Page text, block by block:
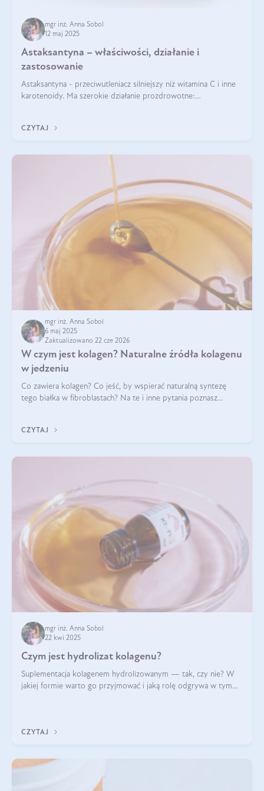
mgr inż. Anna Sobol
12 maj 2025
Astaksantyna – właściwości, działanie i
zastosowanie
Astaksantyna - przeciwutleniacz silniejszy niż witamina C i inne
karotenoidy. Ma szerokie działanie prozdrowotne:
CZYTAJ
mgr inż. Anna Sobol
6 maj 2025
Zaktualizowano 22 cze 2026
W czym jest kolagen? Naturalne źródła kolagenu
w jedzeniu
Co zawiera kolagen? Co jeść, by wspierać naturalną syntezę
tego białka w fibroblastach? Na te i inne pytania poznasz
CZYTAJ
mgr inż. Anna Sobol
22 kwi 2025
Czym jest hydrolizat kolagenu?
Suplementacja kolagenem hydrolizowanym — tak, czy nie? W
jakiej formie warto go przyjmować i jaką rolę odgrywa w tym
CZYTAJ